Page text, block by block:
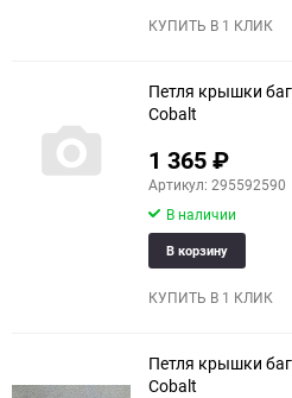
КУПИТЬ В 1 КЛИК
Петля крышки
Cobalt
1 365₽
Артикул: 295592590
В наличии
В корзину
КУПИТЬ В 1 КЛИК
Петля крышки
Cobalt